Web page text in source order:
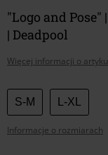
"Logo and
| Deadpool
Więcej informacji o
Wybierz
swój
rozmiar
S-M L-XL
Informacje o rozmiarach